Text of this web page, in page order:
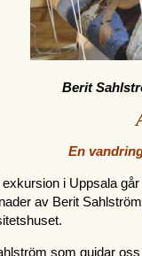
Berit
En
exkursion i Uppsala
av Berit
som guidar